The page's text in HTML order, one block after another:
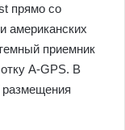
прямо со
американских
приемник
A-GPS. В